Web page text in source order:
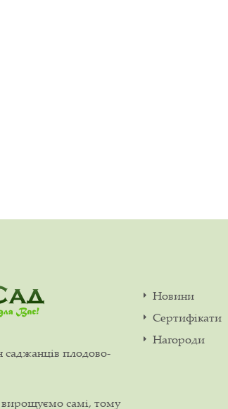
саджанців плодово-
вирощуємо самі, тому
Новини
Сертифікати
Нагороди